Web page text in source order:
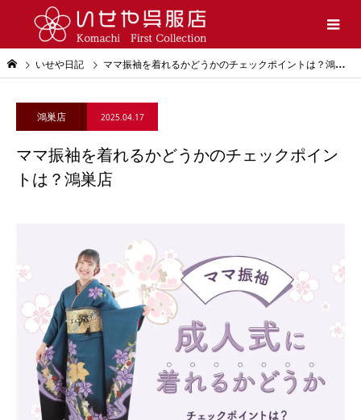
いせや日記 ママ振袖を着れるかどうかのチェックポイントは？鴻巣店
鴻巣店 2025.04.17
ママ振袖を着れるかどうかのチェックポイン
トは？鴻巣店